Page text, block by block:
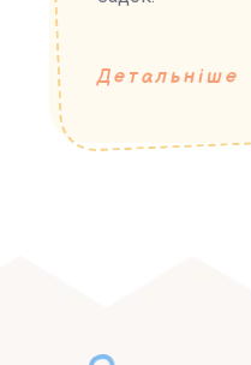
Детальніше